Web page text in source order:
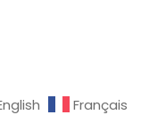
Français